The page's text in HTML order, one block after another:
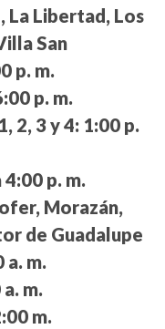
La Libertad, Los
San
p. m.
p. m.
2, 3 y 4: 1:00 p.
4:00 p. m.
Morazán,
de Guadalupe
a. m.
m.
m.